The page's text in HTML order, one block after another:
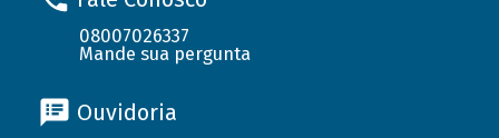
08007026337
Mande sua pergunta
Ouvidoria